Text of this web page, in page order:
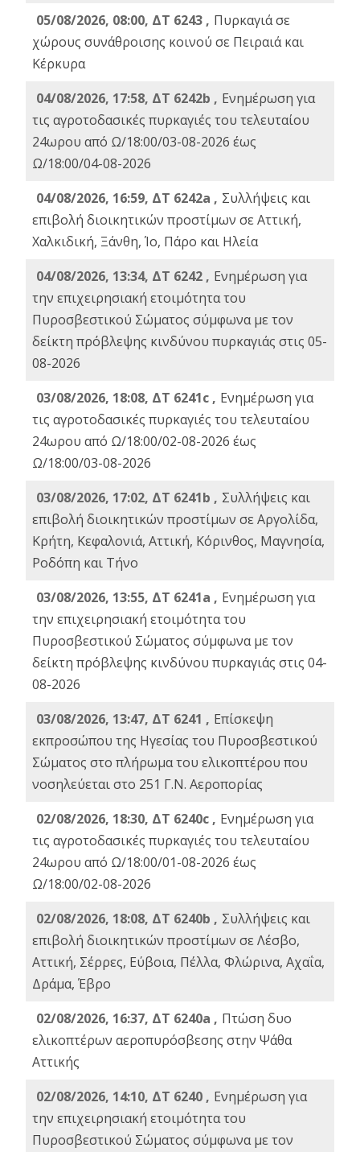
05/08/2026, 08:00, ΔΤ 6243 , Πυρκαγιά σε
χώρους συνάθροισης κοινού σε Πειραιά και
Κέρκυρα
04/08/2026, 17:58, ΔΤ 6242b , Ενημέρωση για
τις αγροτοδασικές πυρκαγιές του τελευταίου
24ωρου από Ω/18:00/03-08-2026 έως
Ω/18:00/04-08-2026
04/08/2026, 16:59, ΔΤ 6242a , Συλλήψεις και
επιβολή διοικητικών προστίμων σε Αττική,
Χαλκιδική, Ξάνθη, Ίο, Πάρο και Ηλεία
04/08/2026, 13:34, ΔΤ 6242 , Ενημέρωση για
την επιχειρησιακή ετοιμότητα του
Πυροσβεστικού Σώματος σύμφωνα με τον
δείκτη πρόβλεψης κινδύνου πυρκαγιάς στις 05-
08-2026
03/08/2026, 18:08, ΔΤ 6241c , Ενημέρωση για
τις αγροτοδασικές πυρκαγιές του τελευταίου
24ωρου από Ω/18:00/02-08-2026 έως
Ω/18:00/03-08-2026
03/08/2026, 17:02, ΔΤ 6241b , Συλλήψεις και
επιβολή διοικητικών προστίμων σε Αργολίδα,
Κρήτη, Κεφαλονιά, Αττική, Κόρινθος, Μαγνησία,
Ροδόπη και Τήνο
03/08/2026, 13:55, ΔΤ 6241a , Ενημέρωση για
την επιχειρησιακή ετοιμότητα του
Πυροσβεστικού Σώματος σύμφωνα με τον
δείκτη πρόβλεψης κινδύνου πυρκαγιάς στις 04-
08-2026
03/08/2026, 13:47, ΔΤ 6241 , Επίσκεψη
εκπροσώπου της Ηγεσίας του Πυροσβεστικού
Σώματος στο πλήρωμα του ελικοπτέρου που
νοσηλεύεται στο 251 Γ.Ν. Αεροπορίας
02/08/2026, 18:30, ΔΤ 6240c , Ενημέρωση για
τις αγροτοδασικές πυρκαγιές του τελευταίου
24ωρου από Ω/18:00/01-08-2026 έως
Ω/18:00/02-08-2026
02/08/2026, 18:08, ΔΤ 6240b , Συλλήψεις και
επιβολή διοικητικών προστίμων σε Λέσβο,
Αττική, Σέρρες, Εύβοια, Πέλλα, Φλώρινα, Αχαΐα,
Δράμα, Έβρο
02/08/2026, 16:37, ΔΤ 6240a , Πτώση δυο
ελικοπτέρων αεροπυρόσβεσης στην Ψάθα
Αττικής
02/08/2026, 14:10, ΔΤ 6240 , Ενημέρωση για
την επιχειρησιακή ετοιμότητα του
Πυροσβεστικού Σώματος σύμφωνα με τον